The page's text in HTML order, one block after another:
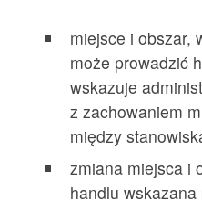
miejsce i obszar,
może prowadzić
wskazuje
z zachowaniem
między
zmiana miejsca i
handlu